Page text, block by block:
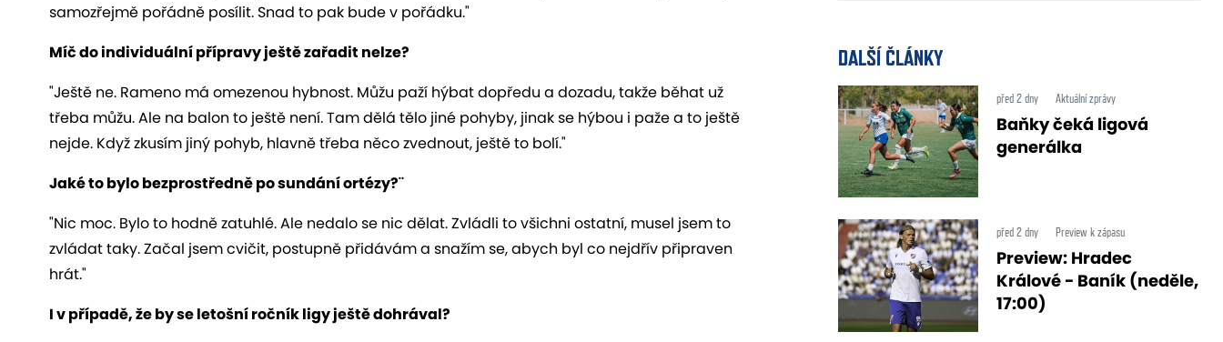
samozřejmě pořádně posílit. Snad to pak bude v pořádku."
Míč do individuální přípravy ještě zařadit nelze?
"Ještě ne. Rameno má omezenou hybnost. Můžu paží hýbat dopředu a dozadu, takže běhat už
třeba můžu. Ale na balon to ještě není. Tam dělá tělo jiné pohyby, jinak se hýbou i paže a to ještě
nejde. Když zkusím jiný pohyb, hlavně třeba něco zvednout, ještě to bolí."
Jaké to bylo bezprostředně po sundání ortézy?¨
"Nic moc. Bylo to hodně zatuhlé. Ale nedalo se nic dělat. Zvládli to všichni ostatní, musel jsem to
zvládat taky. Začal jsem cvičit, postupně přidávám a snažím se, abych byl co nejdřív připraven
hrát."
I v případě, že by se letošní ročník ligy ještě dohrával?
DALŠÍ ČLÁNKY
před 2 dny Aktuální zprávy
Baňky čeká ligová
generálka
před 2 dny Preview k zápasu
Preview: Hradec
Králové - Baník (neděle,
17:00)